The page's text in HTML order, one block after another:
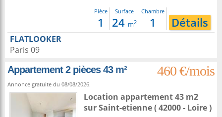
Pièce
1
Surface
24 m2
Chambre
1 Détails
FLATLOOKER
Paris 09
Appartement 2 pièces 43 m²
460 €/mois
Annonce gratuite du 08/08/2026.
Location appartement 43 m2
surSaint-etienne( 42000 - Loire )